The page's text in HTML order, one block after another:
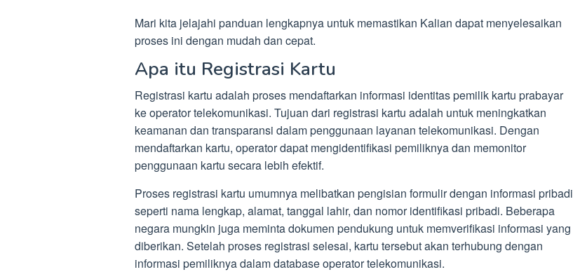
Mari kita jelajahi panduan lengkapnya untuk memastikan Kalian dapat menyelesaikan
proses ini dengan mudah dan cepat.
Apa itu Registrasi Kartu
Registrasi kartu adalah proses mendaftarkan informasi identitas pemilik kartu prabayar
ke operator telekomunikasi. Tujuan dari registrasi kartu adalah untuk meningkatkan
keamanan dan transparansi dalam penggunaan layanan telekomunikasi. Dengan
mendaftarkan kartu, operator dapat mengidentifikasi pemiliknya dan memonitor
penggunaan kartu secara lebih efektif.
Proses registrasi kartu umumnya melibatkan pengisian formulir dengan informasi pribadi
seperti nama lengkap, alamat, tanggal lahir, dan nomor identifikasi pribadi. Beberapa
negara mungkin juga meminta dokumen pendukung untuk memverifikasi informasi yang
diberikan. Setelah proses registrasi selesai, kartu tersebut akan terhubung dengan
informasi pemiliknya dalam database operator telekomunikasi.